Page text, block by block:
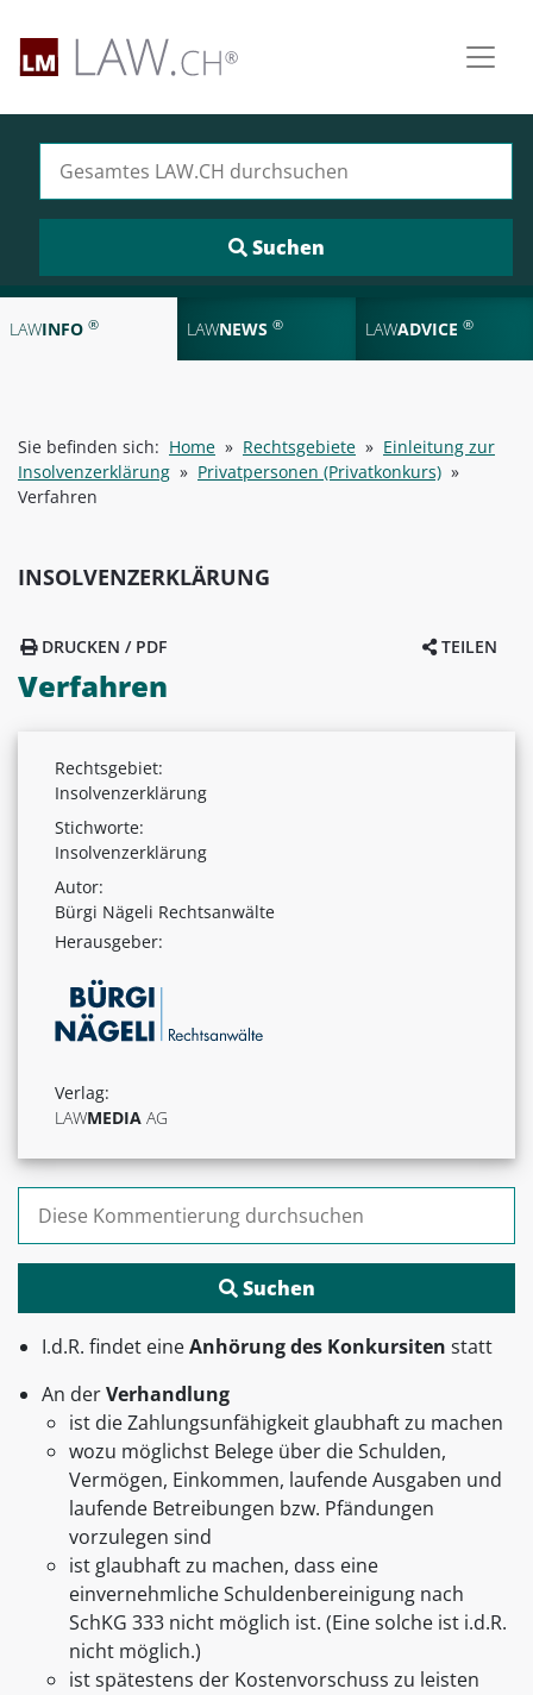
LAWINFO ® LAWNEWS ® LAWADVICE ®
Sie befinden sich: Home » Rechtsgebiete » Einleitung zur
Insolvenzerklärung » Privatpersonen (Privatkonkurs) »
Verfahren
INSOLVENZERKLÄRUNG
TEILEN
DRUCKEN / PDF
Verfahren
Rechtsgebiet:
Insolvenzerklärung
Stichworte:
Insolvenzerklärung
Autor:
Bürgi Nägeli Rechtsanwälte
Herausgeber:
Verlag:
LAWMEDIA AG
Suchen nach:
I.d.R. findet eineAnhörung des Konkursiten statt
An derVerhandlung
ist die Zahlungsunfähigkeit glaubhaft zu machen
wozu möglichst Belege über die Schulden,
Vermögen, Einkommen, laufende Ausgaben und
laufende Betreibungen bzw. Pfändungen
vorzulegen sind
ist glaubhaft zu machen, dass eine
einvernehmliche Schuldenbereinigung nach
SchKG 333 nicht möglich ist. (Eine solche ist i.d.R.
nicht möglich.)
ist spätestens der Kostenvorschuss zu leisten